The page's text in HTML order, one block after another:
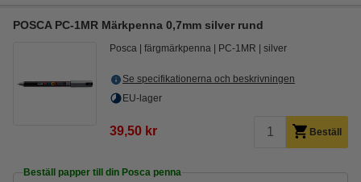
POSCA PC-1MR Märkpenna 0,7mm silver rund
Posca färgmärkpenna PC-1MR silver
Se specifikationerna och beskrivningen
EU-lager
39,50 kr Beställ
Beställ papper till din Posca penna